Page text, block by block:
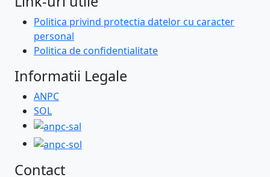
Politica privind protectia datelor cu caracter
personal
Politica de confidentialitate
Informatii Legale
ANPC
SOL
Contact